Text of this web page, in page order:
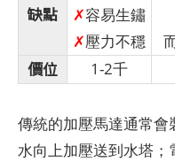
缺點
✗容易生鏽
✗壓力不穩
價位 1-2千
傳統的加壓馬達通常
水向上加壓送到水塔